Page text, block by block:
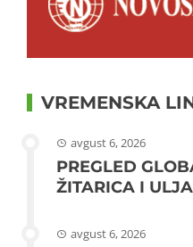
VREMENSKA
avgust 6, 2026
PREGLED
ŽITARICA I
avgust 6, 2026